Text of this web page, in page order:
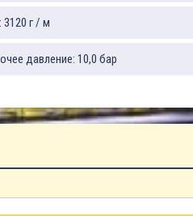
3120 г / м
давление: 10,0 бар